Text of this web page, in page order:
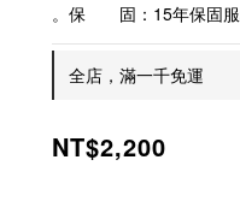
。保　　固：15年保固
全店，滿一千免運
NT$2,200